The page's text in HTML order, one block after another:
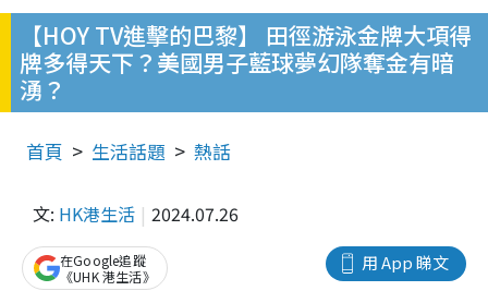
【HOY TV進擊的巴黎】 田徑游泳金牌大項得
牌多得天下？美國男子藍球夢幻隊奪金有暗
湧？
首頁 生活話題 熱話
文: HK港生活 2024.07.26
用 App 睇文
在Google追蹤
《UHK 港生活》